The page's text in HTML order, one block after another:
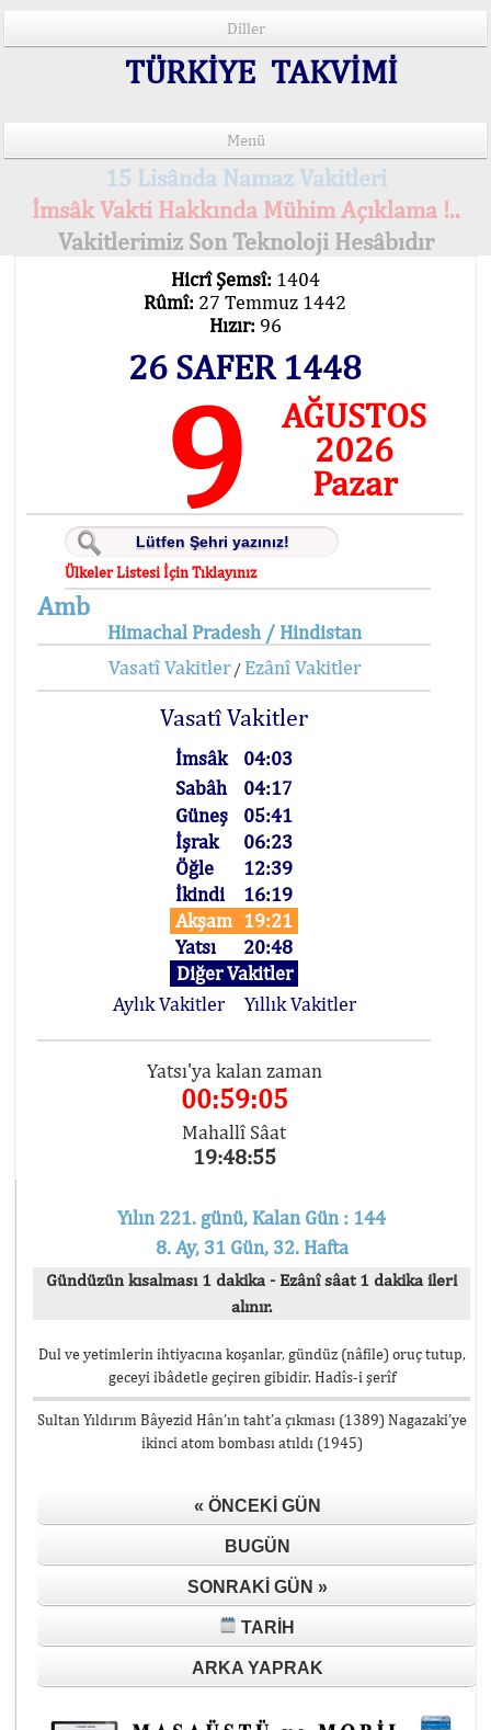
Diller
TÜRKİYE TAKVİMİ
Menü
15 Lisânda Namaz Vakitleri
İmsâk Vakti Hakkında Mühim Açıklama !..
Vakitlerimiz Son Teknoloji Hesâbıdır
Hicrî Şemsî: 1404
Rûmî: 27 Temmuz 1442
Hızır: 96
26 SAFER 1448
9
AĞUSTOS
2026
Pazar
Ülkeler Listesi İçin Tıklayınız
Amb
Himachal Pradesh / Hindistan
Vasatî Vakitler/ Ezânî Vakitler
Vasatî Vakitler
İmsâk
04:03
Sabâh
04:17
Güneş
05:41
İşrak
06:23
Öğle
12:39
İkindi
16:19
Akşam 19:21
Yatsı
20:48
Diğer Vakitler
Aylık Vakitler
Yıllık Vakitler
Yatsı'ya kalan zaman
00:59:05
Mahallî Sâat
19:48:55
Yılın 221. günü, Kalan Gün : 144
8. Ay, 31 Gün, 32. Hafta
Gündüzün kısalması 1 dakika - Ezânî sâat 1 dakika ileri
alınır.
Dul ve yetimlerin ihtiyacına koşanlar, gündüz (nâfile) oruç tutup,
geceyi ibâdetle geçiren gibidir. Hadîs-i şerîf
Sultan Yıldırım Bâyezid Hân’ın taht’a çıkması (1389) Nagazaki’ye
ikinci atom bombası atıldı (1945)
« ÖNCEKI GÜN
BUGÜN
SONRAKI GÜN »
TARIH
ARKA YAPRAK